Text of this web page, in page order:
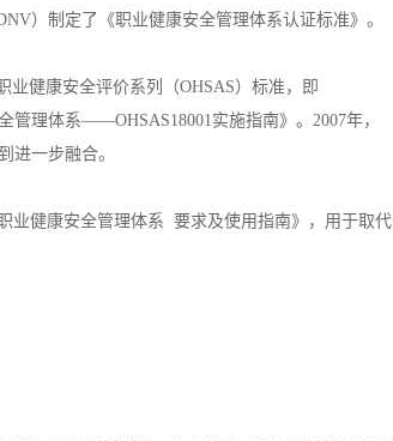
）制定了《职业健康安全管理体系认证标准》。
业健康安全评价系列（OHSAS）标准，即
理体系——OHSAS18001实施指南》。2007年，
进一步融合。
业健康安全管理体系 要求及使用指南》，用于取代